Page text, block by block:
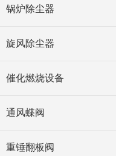
锅炉除尘器
旋风除尘器
催化燃烧设备
通风蝶阀
重锤翻板阀